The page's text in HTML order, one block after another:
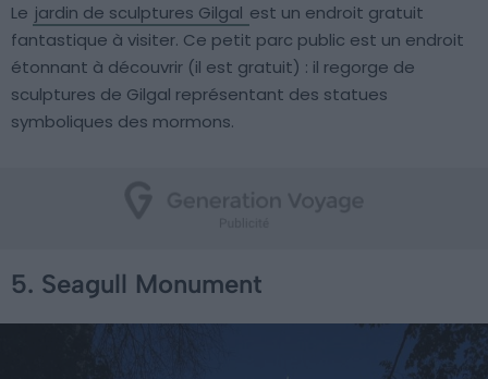
Le jardin de sculptures Gilgal est un endroit gratuit
fantastique à visiter. Ce petit parc public est un endroit
étonnant à découvrir (il est gratuit) : il regorge de
sculptures de Gilgal représentant des statues
symboliques des mormons.
5. Seagull Monument